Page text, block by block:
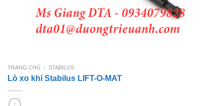
TRANG CHỦ / STABILUS
Lò xo khí Stabilus LIFT-O-MAT